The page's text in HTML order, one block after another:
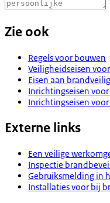
Zie ook
Regels voor bouwen
Veiligheidseisen
Eisen aan
Inrichtingseisen
Inrichtingseisen
Externe links
Een veilige
Inspectie
Gebruiksmelding in
Installaties voor bij